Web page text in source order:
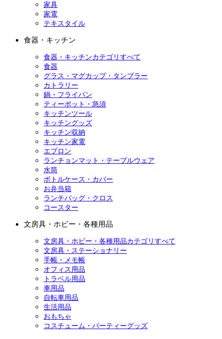
家具
家電
テキスタイル
食器・キッチン
食器・キッチンカテゴリすべて
食器
グラス・マグカップ・タンブラー
カトラリー
鍋・フライパン
ティーポット・急須
キッチンツール
キッチングッズ
キッチン収納
キッチン家電
エプロン
ランチョンマット・テーブルウェア
水筒
ボトルケース・カバー
お弁当箱
ランチバッグ・クロス
コースター
文房具・ホビー・各種用品
文房具・ホビー・各種用品カテゴリすべて
文房具・ステーショナリー
手帳・メモ帳
オフィス用品
トラベル用品
車用品
自転車用品
生活用品
おもちゃ
コスチューム・パーティーグッズ